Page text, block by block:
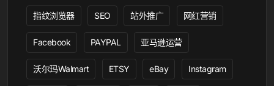
指纹浏览器 SEO 站外推广 网红营销
Facebook PAYPAL 亚马逊运营
沃尔玛Walmart ETSY eBay Instagram